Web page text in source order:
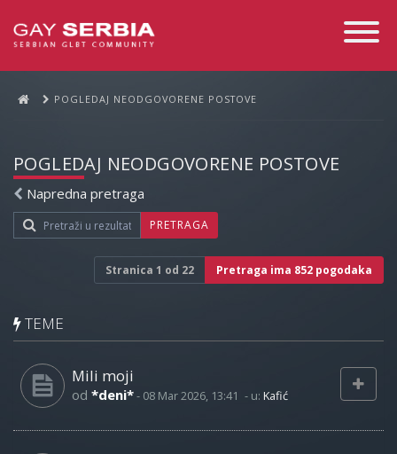
Toggle
POGLEDAJ NEODGOVORENE POSTOVE
POGLEDAJ NEODGOVORENE POSTOVE
Napredna pretraga
PRETRAGA
Stranica 1 od 22 Pretraga ima 852 pogodaka
TEME
Mili moji
od *deni*- 08 Mar 2026, 13:41 - u: Kafić